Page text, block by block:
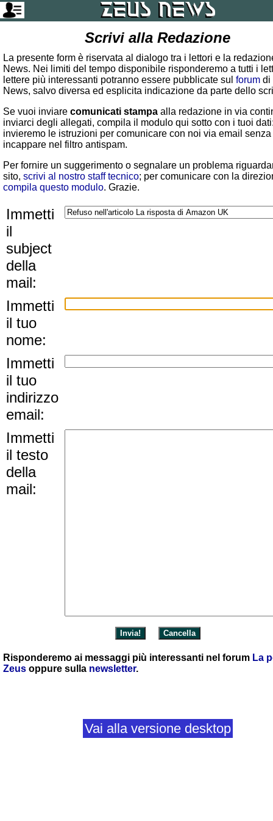
Scrivi alla Redazione
La presente form è riservata al dialogo tra i lettori e la
News. Nei limiti del tempo disponibile risponderemo a tutti i
lettere più interessanti potranno essere pubblicate sul forum di
News, salvo diversa ed esplicita indicazione da parte dello
Se vuoi inviare comunicati stampa alla redazione in via
inviarci degli allegati, compila il modulo qui sotto con i tuoi
invieremo le istruzioni per comunicare con noi via email senza
incappare nel filtro antispam.
Per fornire un suggerimento o segnalare un problema
sito, scrivi al nostro staff tecnico; per comunicare con la
compila questo modulo. Grazie.
Immetti
il
subject
della
mail:
Immetti
il tuo
nome:
Immetti
il tuo
indirizzo
email:
Immetti
il testo
della
mail:
Risponderemo ai messaggi più interessanti nel forum La
Zeus oppure sulla newsletter.
Vai alla versione desktop